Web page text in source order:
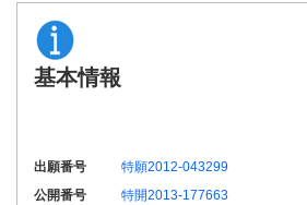
基本情報
出願番号
特願2012-043299
公開番号
特開2013-177663